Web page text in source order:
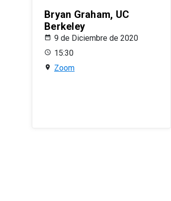
Bryan Graham, UC
Berkeley
9 de Diciembre de 2020
15:30
Zoom